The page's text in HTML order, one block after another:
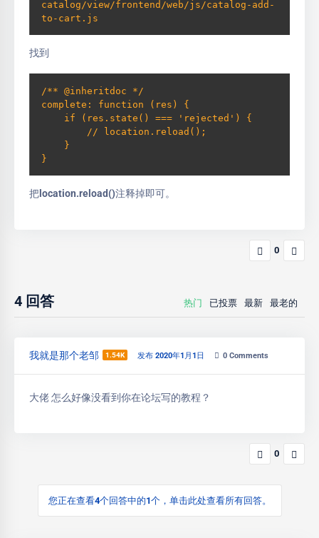
catalog/view/frontend/web/js/catalog-add-
to-cart.js
找到
/** @inheritdoc */
complete: function (res) {
if (res.state() === 'rejected') {
// location.reload();
}
}
把location.reload()注释掉即可。
0
4 回答 热门 已投票 最新 最老的
我就是那个老邹 1.54K 发布 2020年1月1日 0 Comments
大佬 怎么好像没看到你在论坛写的教程？
0
您正在查看4个回答中的1个，单击此处查看所有回答。